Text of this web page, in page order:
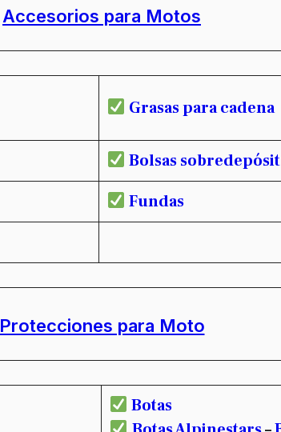
Accesorios para Motos
Grasas para cadena
Bolsas
Fundas
Protecciones para Moto
Botas